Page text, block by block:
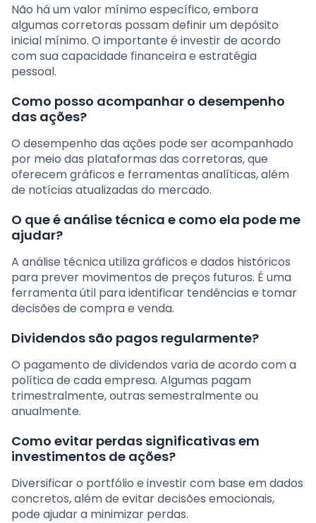
Não há um valor mínimo específico, embora
algumas corretoras possam definir um depósito
inicial mínimo. O importante é investir de acordo
com sua capacidade financeira e estratégia
pessoal.
Como posso acompanhar o desempenho
das ações?
O desempenho das ações pode ser acompanhado
por meio das plataformas das corretoras, que
oferecem gráficos e ferramentas analíticas, além
de notícias atualizadas do mercado.
O que é análise técnica e como ela pode me
ajudar?
A análise técnica utiliza gráficos e dados históricos
para prever movimentos de preços futuros. É uma
ferramenta útil para identificar tendências e tomar
decisões de compra e venda.
Dividendos são pagos regularmente?
O pagamento de dividendos varia de acordo com a
política de cada empresa. Algumas pagam
trimestralmente, outras semestralmente ou
anualmente.
Como evitar perdas significativas em
investimentos de ações?
Diversificar o portfólio e investir com base em dados
concretos, além de evitar decisões emocionais,
pode ajudar a minimizar perdas.